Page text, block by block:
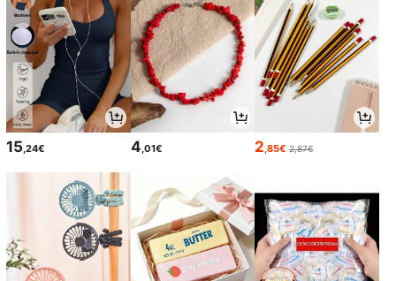
15,24€ 4,01€ 2,85€ 2,87€